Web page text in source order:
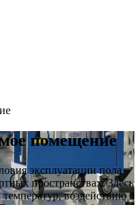
помещение
эксплуатации пола
пространствах. Здесь
воздействию